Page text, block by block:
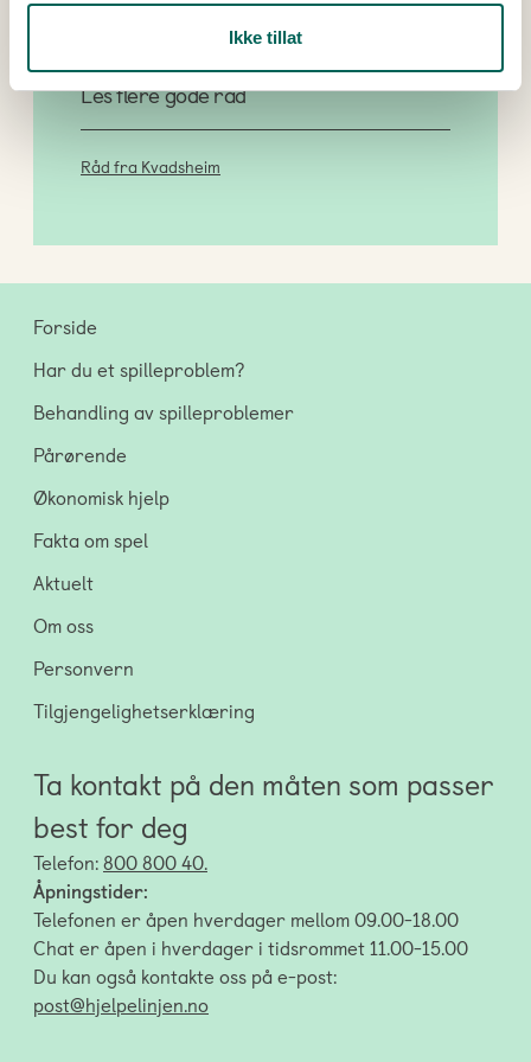
Ikke tillat
Les flere gode råd
Råd fra Kvadsheim
Forside
Har du et spilleproblem?
Behandling av spilleproblemer
Pårørende
Økonomisk hjelp
Fakta om spel
Aktuelt
Om oss
Personvern
Tilgjengelighetserklæring
Ta kontakt på den måten som passer
best for deg
Telefon:800 800 40.
Åpningstider:
Telefonen er åpen hverdager mellom 09.00-18.00
Chat er åpen i hverdager i tidsrommet 11.00-15.00
Du kan også kontakte oss på e-post:
post@hjelpelinjen.no